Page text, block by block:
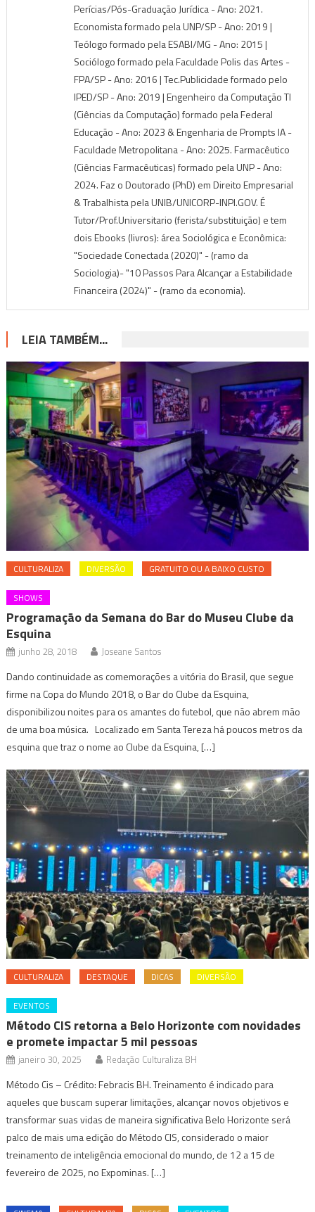
Perícias/Pós-Graduação Jurídica - Ano: 2021.
Economista formado pela UNP/SP - Ano: 2019 |
Teólogo formado pela ESABI/MG - Ano: 2015 |
Sociólogo formado pela Faculdade Polis das Artes -
FPA/SP - Ano: 2016 | Tec.Publicidade formado pelo
IPED/SP - Ano: 2019 | Engenheiro da Computação TI
(Ciências da Computação) formado pela Federal
Educação - Ano: 2023 & Engenharia de Prompts IA -
Faculdade Metropolitana - Ano: 2025. Farmacêutico
(Ciências Farmacêuticas) formado pela UNP - Ano:
2024. Faz o Doutorado (PhD) em Direito Empresarial
& Trabalhista pela UNIB/UNICORP-INPI.GOV. É
Tutor/Prof.Universitario (ferista/substituição) e tem
dois Ebooks (livros): área Sociológica e Econômica:
"Sociedade Conectada (2020)" - (ramo da
Sociologia)- "10 Passos Para Alcançar a Estabilidade
Financeira (2024)" - (ramo da economia).
LEIA TAMBÉM...
CULTURALIZA DIVERSÃO GRATUITO OU A BAIXO CUSTO
SHOWS
Programação da Semana do Bar do Museu Clube da
Esquina
junho 28, 2018 Joseane Santos
Dando continuidade as comemorações a vitória do Brasil, que segue
firme na Copa do Mundo 2018, o Bar do Clube da Esquina,
disponibilizou noites para os amantes do futebol, que não abrem mão
de uma boa música. Localizado em Santa Tereza há poucos metros da
esquina que traz o nome ao Clube da Esquina, […]
CULTURALIZA DESTAQUE DICAS DIVERSÃO
EVENTOS
Método CIS retorna a Belo Horizonte com novidades
e promete impactar 5 mil pessoas
janeiro 30, 2025 Redação Culturaliza BH
Método Cis – Crédito: Febracis BH. Treinamento é indicado para
aqueles que buscam superar limitações, alcançar novos objetivos e
transformar suas vidas de maneira significativa Belo Horizonte será
palco de mais uma edição do Método CIS, considerado o maior
treinamento de inteligência emocional do mundo, de 12 a 15 de
fevereiro de 2025, no Expominas. […]